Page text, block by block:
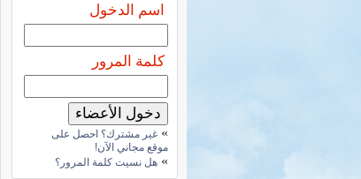
اسم الدخول
كلمة المرور
» غير مشترك؟ احصل على
موقع مجاني الآن!
» هل نسيت كلمة المرور؟